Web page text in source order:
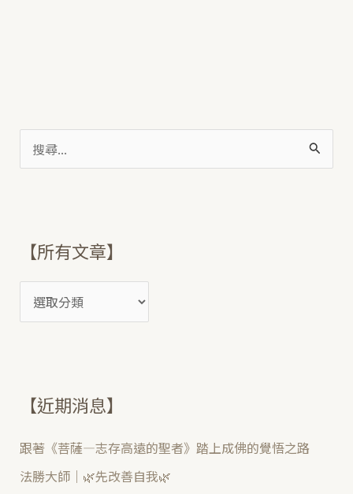
:
【所有文章】
【近期消息】
跟著《菩薩—志存高遠的聖者》踏上成佛的覺悟之路
法勝大師｜🌿先改善自我🌿